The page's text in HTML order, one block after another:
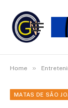
Home »
MATAS DE SÃO